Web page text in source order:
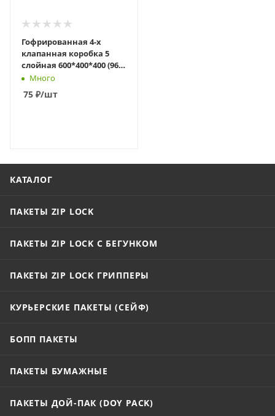
Гофрированная 4-х
клапанная коробка 5
слойная 600*400*400 (96
л) для маркетплейса
Много
75 ₽/шт
КАТАЛОГ
ПАКЕТЫ ZIP LOCK
ПАКЕТЫ ZIP LOCK С БЕГУНКОМ
ПАКЕТЫ ZIP LOCK ГРИППЕРЫ
КУРЬЕРСКИЕ ПАКЕТЫ (СЕЙФ)
БОПП ПАКЕТЫ
ПАКЕТЫ БУМАЖНЫЕ
ПАКЕТЫ ДОЙ-ПАК (DOY PACK)